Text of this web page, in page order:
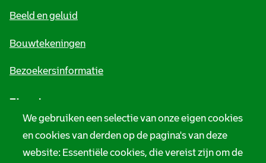
We gebruiken een selectie van onze eigen cookies
en cookies van derden op de pagina's van deze
website: Essentiële cookies, die vereist zijn om de
Beeld en geluid
Bouwtekeningen
Bezoekersinformatie
Zie ook
Privacy